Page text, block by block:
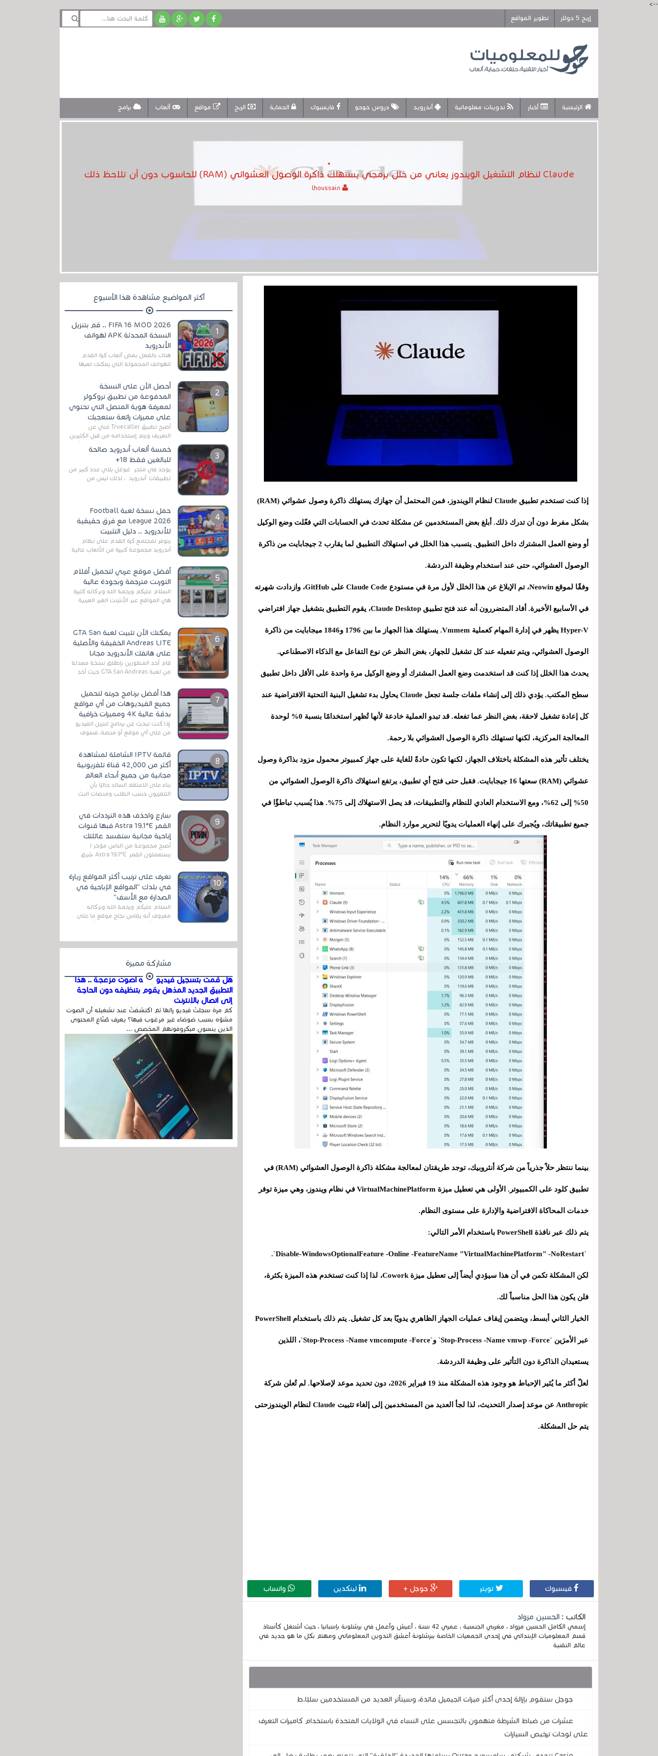
-->
إربح 5 دولار
تطوير المواقع
الرئيسية أخبار تدوينات معلوماتية أندرويد دروس حوحو فايسبوك الحماية الربح مواقع ألعاب برامج
Claude لنظام التشغيل الويندوز يعاني من خلل برمجي يستهلك ذاكرة الوصول العشوائي (RAM) للحاسوب دون أن تلاحظ ذلك
إذا كنت تستخدم تطبيق Claude لنظام الويندوز، فمن المحتمل أن جهازك يستهلك ذاكرة وصول عشوائي (RAM)
بشكل مفرط دون أن تدرك ذلك. أبلغ بعض المستخدمين عن مشكلة تحدث في الحسابات التي فعّلت وضع الوكيل
أو وضع العمل المشترك داخل التطبيق. يتسبب هذا الخلل في استهلاك التطبيق لما يقارب 2 جيجابايت من ذاكرة
الوصول العشوائي، حتى عند استخدام وظيفة الدردشة.
وفقًا لموقع Neowin، تم الإبلاغ عن هذا الخلل لأول مرة في مستودع Claude Code على GitHub، وازدادت شهرته
في الأسابيع الأخيرة. أفاد المتضررون أنه عند فتح تطبيق Claude Desktop، يقوم التطبيق بتشغيل جهاز افتراضي
Hyper-V يظهر في إدارة المهام كعملية Vmmem. يستهلك هذا الجهاز ما بين 1796 و1846 ميجابايت من ذاكرة
الوصول العشوائي، ويتم تفعيله عند كل تشغيل للجهاز، بغض النظر عن نوع التفاعل مع الذكاء الاصطناعي.
يحدث هذا الخلل إذا كنت قد استخدمت وضع العمل المشترك أو وضع الوكيل مرة واحدة على الأقل داخل تطبيق
سطح المكتب. يؤدي ذلك إلى إنشاء ملفات جلسة تجعل Claude يحاول بدء تشغيل البنية التحتية الافتراضية عند
كل إعادة تشغيل لاحقة، بغض النظر عما تفعله. قد تبدو العملية خادعة لأنها تُظهر استخدامًا بنسبة 0% لوحدة
المعالجة المركزية، لكنها تستهلك ذاكرة الوصول العشوائي بلا رحمة.
يختلف تأثير هذه المشكلة باختلاف الجهاز، لكنها تكون حادةً للغاية على جهاز كمبيوتر محمول مزود بذاكرة وصول
عشوائي (RAM) سعتها 16 جيجابايت. فقبل حتى فتح أي تطبيق، يرتفع استهلاك ذاكرة الوصول العشوائي من
50% إلى 62%، ومع الاستخدام العادي للنظام والتطبيقات، قد يصل الاستهلاك إلى 75%. هذا يُسبب تباطؤًا في
جميع تطبيقاتك، ويُجبرك على إنهاء العمليات يدويًا لتحرير موارد النظام.
بينما ننتظر حلاً جذرياً من شركة أنثروبيك، توجد طريقتان لمعالجة مشكلة ذاكرة الوصول العشوائي (RAM) في
تطبيق كلود على الكمبيوتر. الأولى هي تعطيل ميزة VirtualMachinePlatform في نظام ويندوز، وهي ميزة توفر
خدمات المحاكاة الافتراضية والإدارة على مستوى النظام.
يتم ذلك عبر نافذة PowerShell باستخدام الأمر التالي:
`Disable-WindowsOptionalFeature -Online -FeatureName "VirtualMachinePlatform" -NoRestart`.
لكن المشكلة تكمن في أن هذا سيؤدي أيضاً إلى تعطيل ميزة Cowork، لذا إذا كنت تستخدم هذه الميزة بكثرة،
فلن يكون هذا الحل مناسباً لك.
الخيار الثاني أبسط، ويتضمن إيقاف عمليات الجهاز الظاهري يدويًا بعد كل تشغيل. يتم ذلك باستخدام PowerShell
عبر الأمرَين `Stop-Process -Name vmwp -Force` و`Stop-Process -Name vmcompute -Force`، اللذين
يستعيدان الذاكرة دون التأثير على وظيفة الدردشة.
لعلّ أكثر ما يُثير الإحباط هو وجود هذه المشكلة منذ 19 فبراير 2026، دون تحديد موعد لإصلاحها. لم تُعلن شركة
Anthropic عن موعد إصدار التحديث، لذا لجأ العديد من المستخدمين إلى إلغاء تثبيت Claude لنظام الويندوزحتى
يتم حل المشكلة.
فيسبوك تويتر جوجل + لينكدين واتساب
الكاتب : الحسين مزواد
إسمي الكامل الحسين مزواد ، مغربي الجنسية ، عمري 42 سنة ، أعيش وأعمل في برشلونة بإسبانيا ، حيث أشتغل كأستاذ
قسم المعلوميات الإبتدائي في إحدى الجمعيات الخاصة ببرشلونة أعشق التدوين المعلوماتي ومهتم بكل ما هو جديد في
عالم التقنية
جوجل ستقوم بإزالة إحدى أكثر ميزات الجيميل فائدة، وسيتأثر العديد من المستخدمين سلبًا.ط
عشرات من ضباط الشرطة متهمون بالتجسس على النساء في الولايات المتحدة باستخدام كاميرات التعرف
على لوحات ترخيص السيارات
أكثر المواضيع مشاهدة هذا الأسبوع
FIFA 16 MOD 2026 .. قم بتنزيل
النسخة المحدثة APK لهواتف
الأندرويد
هناك بالفعل بعض ألعاب كرة القدم
للهواتف المحمولة التي يمكنك لعبها
مثل EA Sports ...
أحصل الآن على النسخة
المدفوعة من تطبيق تروكولر
لمعرفة هوية المتصل التي تحتوي
على مميزات رائعة ستعجبك
أصبح تطبيق Truecaller غني عن
التعريف ويتم إستخدامه من قبل الكثيرين
رغم المخاطر المتعلقه به وذلك من أجل
التخلص من المضايقات الكثيرة في
العال...
خمسة ألعاب أندرويد صالحة
للبالغين فقط 18+
يوجد في متجر غوغل بلاي عدد كبير من
تطبيقات أندرويد ، لذلك ليس من
حمل نسخة لعبة Football
League 2026 مع فرق حقيقية
للأندرويد .. دليل التثبيت
يتوفر لمجتمع كرة القدم على نظام
أندرويد مجموعة كبيرة من الألعاب عالية
Sports FC 26 (المعروفة سابقًا باسم ...
أفضل موقع عربي لتحميل أفلام
التورنت مترجمة وبجودة عالية
السلام عليكم ورحمة الله وبركاته كثيرة
هي المواقع عبر الأنترنت الغير العربية
يمكنك الآن تثبيت لعبة GTA San
Andreas LITE الخفيفة والأصلية
على هاتفك الأندرويد مجانا
قام أحد المطورين بإطلاق نسخة معدلة
من لعبة GTA San Andreas حيث أخد
وق...
هذا أفضل برنامج جربته لتحميل
جميع الفيديوهات من أي مواقع
بدقة عالية 4K ومميزات خرافية
إذا كنت تبحث عن برنامج لتنزيل الفيديو
من على أي موقع أو منصة، فسوف
الخاصة بالبرامج والتطبيقات في هذا
المج...
قائمة IPTV الشاملة لمشاهدة
أكثر من 42,000 قناة تلفزيونية
مجانية من جميع أنحاء العالم
بناءً على الاعتقاد السائد حاليًا بأن
التلفزيون حسب الطلب ومنصات البث
سارع واحذف هذه الترددات في
القمر Astra 19.1°E فبها قنوات
إباحية مجانية ستفسد عائلتك
أصبح مجموعة من الناس مؤخر ا
يستعملون القمر Astra 19.1°E شرق
قنوات مميزة جدا تنقل العديد من البرامج
اله...
تعرف على ترتيب أكثر المواقع زيارة
في بلدك "المواقع الإباحية في
الصدارة مع الأسف"
السلام عليكم ورحمة الله وبركاته
معروف أنه يقاس نجاح موقع ما على
في...
مشاركة مميزة
هل قمت بتسجيل فيديو وفيه أصوت مزعجة .. هذا
التطبيق الجديد المذهل يقوم بتنظيفه دون الحاجة
إلى اتصال بالإنترنت
كم مرة سجلتَ فيديو رائعًا ثم اكتشفتَ عند تشغيله أن الصوت
مشوّه بسبب ضوضاء غير مرغوب فيها؟ يعرف صُنّاع المحتوى
الذين ينسون ميكروفونهم المخصص ...